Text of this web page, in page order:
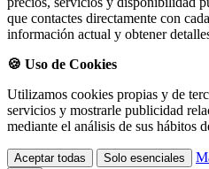
que contactes directamente con
información actual y obtener
🍪 Uso de Cookies
Utilizamos cookies propias y de
servicios y mostrarle publicidad
mediante el análisis de sus hábitos
Aceptar todas Solo esenciales